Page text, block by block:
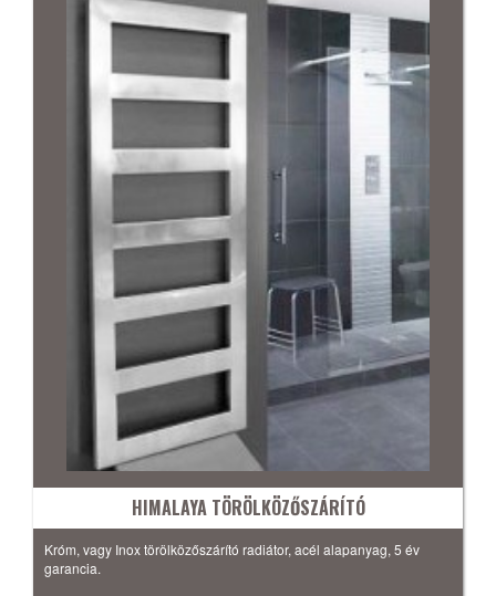
HIMALAYA TÖRÖLKÖZŐSZÁRÍTÓ
Króm, vagy Inox törölközőszárító radiátor, acél alapanyag, 5 év
garancia.